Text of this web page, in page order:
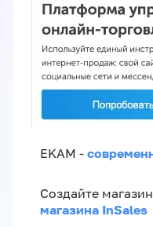
EKAM -
Создайте
магазина InSales